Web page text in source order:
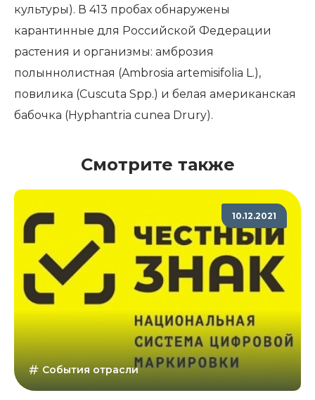
культуры). В 413 пробах обнаружены
карантинные для Российской Федерации
растения и организмы: амброзия
полыннолистная (Ambrosia artemisifolia L.),
повилика (Cuscuta Spp.) и белая американская
бабочка (Hyphantria cunea Drury).
Смотрите также
10.12.2021
События отрасли